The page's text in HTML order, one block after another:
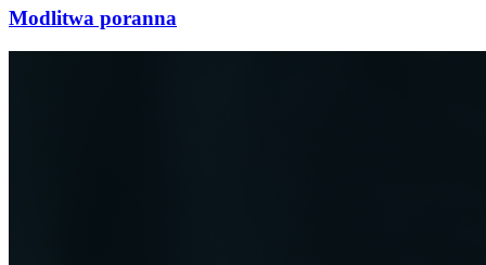
Modlitwa poranna